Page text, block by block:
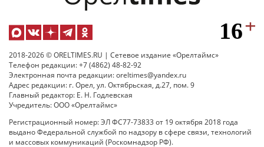
2018-2026 © ORELTIMES.RU | Сетевое издание «Орелтаймс»
Телефон редакции: +7 (4862) 48-82-92
Электронная почта редакции: oreltimes@yandex.ru
Адрес редакции: г. Орел, ул. Октябрьская, д.27, пом. 9
Главный редактор: Е. Н. Годлевская
Учредитель: ООО «Орелтаймс»
Регистрационный номер: ЭЛ ФС77-73833 от 19 октября 2018 года
выдано Федеральной службой по надзору в сфере связи, технологий
и массовых коммуникаций (Роскомнадзор РФ).